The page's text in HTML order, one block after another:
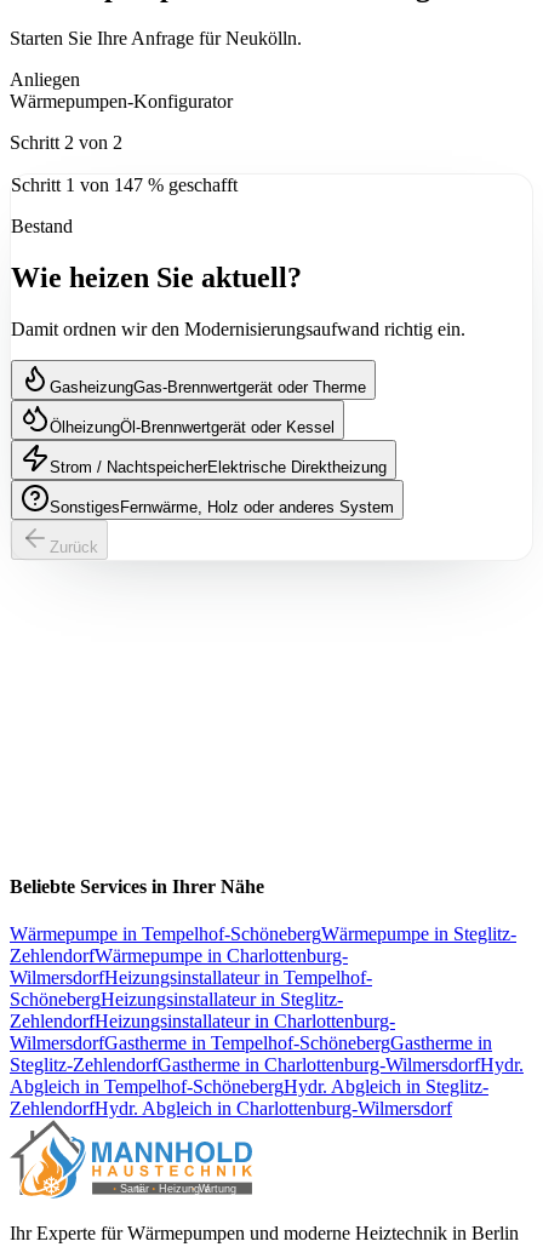
Starten Sie Ihre Anfrage für Neukölln.
Anliegen
Wärmepumpen-Konfigurator
Schritt 2 von 2
Schritt 1 von 147 % geschafft
Bestand
Wie heizen Sie aktuell?
Damit ordnen wir den Modernisierungsaufwand richtig ein.
GasheizungGas-Brennwertgerät oder Therme
ÖlheizungÖl-Brennwertgerät oder Kessel
Strom / NachtspeicherElektrische Direktheizung
SonstigesFernwärme, Holz oder anderes System
Zurück
Beliebte Services in Ihrer Nähe
Wärmepumpe in Tempelhof-SchönebergWärmepumpe in Steglitz-
ZehlendorfWärmepumpe in Charlottenburg-
WilmersdorfHeizungsinstallateurin Tempelhof-
SchönebergHeizungsinstallateurin Steglitz-
ZehlendorfHeizungsinstallateurin Charlottenburg-
WilmersdorfGastherme in Tempelhof-SchönebergGastherme in
Steglitz-ZehlendorfGastherme in Charlottenburg-WilmersdorfHydr.
Abgleich in Tempelhof-SchönebergHydr. Abgleich in Steglitz-
ZehlendorfHydr. Abgleich in Charlottenburg-Wilmersdorf
Ihr Experte für Wärmepumpen und moderne Heiztechnik in Berlin